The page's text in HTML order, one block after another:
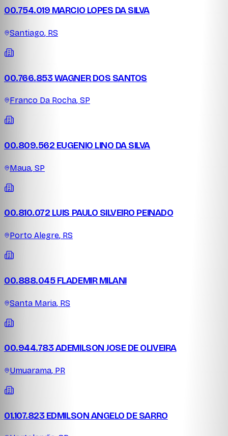
00.754.019 MARCIO LOPES DA SILVA
Santiago, RS
00.766.853 WAGNER DOS SANTOS
Franco Da Rocha, SP
00.809.562 EUGENIO LINO DA SILVA
Maua, SP
00.810.072 LUIS PAULO SILVEIRO PEINADO
Porto Alegre, RS
00.888.045 FLADEMIR MILANI
Santa Maria, RS
00.944.783 ADEMILSON JOSE DE OLIVEIRA
Umuarama, PR
01.107.823 EDMILSON ANGELO DE SARRO